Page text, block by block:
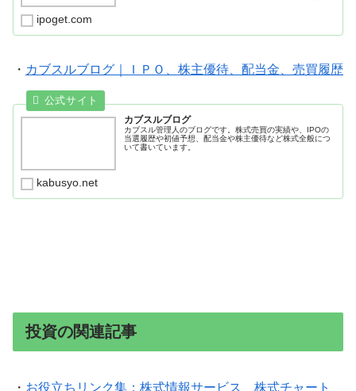
ipoget.com
・ カブスルブログ｜ＩＰＯ、株主優待、配当金、売買履歴
カブスルブログ
カブスル管理人のブログです。株式売買の実績や、IPOの
当選履歴や初値予想、配当金や株主優待など株式全般につ
いて書いています。
kabusyo.net
投資の関連記事
・ お役立ちリンク集：株式情報サービス 株式チャート